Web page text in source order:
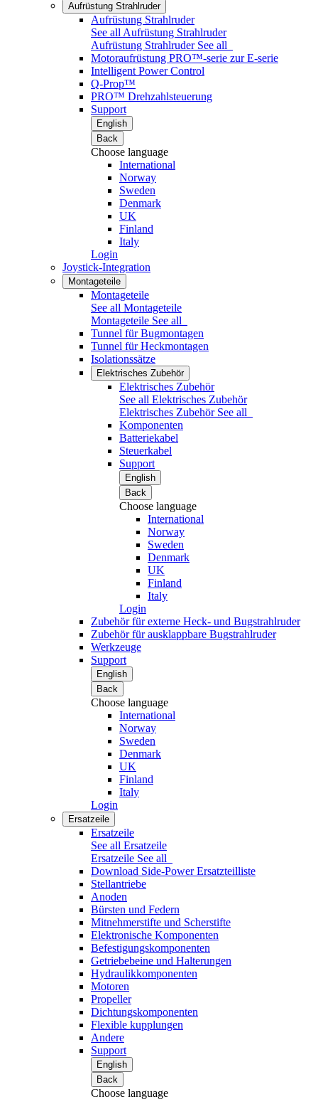
Aufrüstung Strahlruder
Aufrüstung Strahlruder
See all Aufrüstung Strahlruder
Aufrüstung Strahlruder See all
Motoraufrüstung PRO™-serie zur E-serie
Intelligent Power Control
Q-Prop™
PRO™ Drehzahlsteuerung
Support
English
Back
Choose language
International
Norway
Sweden
Denmark
UK
Finland
Italy
Login
Joystick-Integration
Montageteile
Montageteile
See all Montageteile
Montageteile See all
Tunnel für Bugmontagen
Tunnel für Heckmontagen
Isolationssätze
Elektrisches Zubehör
Elektrisches Zubehör
See all Elektrisches Zubehör
Elektrisches Zubehör See all
Komponenten
Batteriekabel
Steuerkabel
Support
English
Back
Choose language
International
Norway
Sweden
Denmark
UK
Finland
Italy
Login
Zubehör für externe Heck- und Bugstrahlruder
Zubehör für ausklappbare Bugstrahlruder
Werkzeuge
Support
English
Back
Choose language
International
Norway
Sweden
Denmark
UK
Finland
Italy
Login
Ersatzeile
Ersatzeile
See all Ersatzeile
Ersatzeile See all
Download Side-Power Ersatzteilliste
Stellantriebe
Anoden
Bürsten und Federn
Mitnehmerstifte und Scherstifte
Elektronische Komponenten
Befestigungskomponenten
Getriebebeine und Halterungen
Hydraulikkomponenten
Motoren
Propeller
Dichtungskomponenten
Flexible kupplungen
Andere
Support
English
Back
Choose language